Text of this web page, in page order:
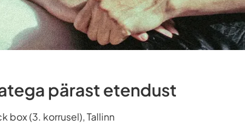
pärast etendust
box (3. korrusel), Tallinn